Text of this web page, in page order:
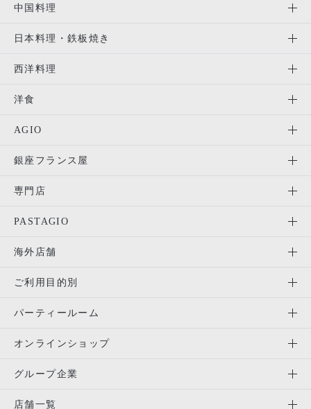
中国料理
日本料理・鉄板焼き
西洋料理
洋食
AGIO
銀座フランス屋
専門店
PASTAGIO
海外店舗
ご利用目的別
パーティールーム
オンラインショップ
グループ企業
店舗一覧